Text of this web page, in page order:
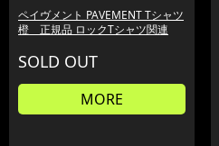
ペイヴメント PAVEMENT Tシャツ
橙 正規品 ロックTシャツ関連
SOLD OUT
MORE